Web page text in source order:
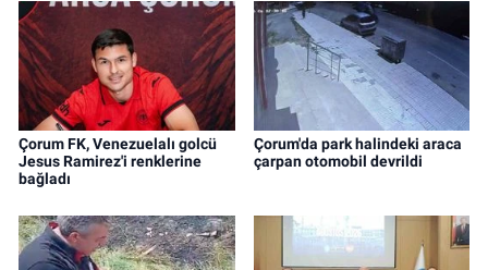
Çorum FK, Venezuelalı golcü
Jesus Ramirez'i renklerine
bağladı
Çorum'da park halindeki araca
çarpan otomobil devrildi